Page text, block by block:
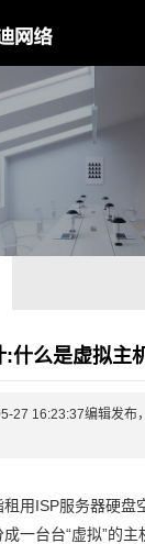
:什么是虚拟主
27 16:23:37编辑发布
ISP服务器硬盘
一台台“虚拟”的